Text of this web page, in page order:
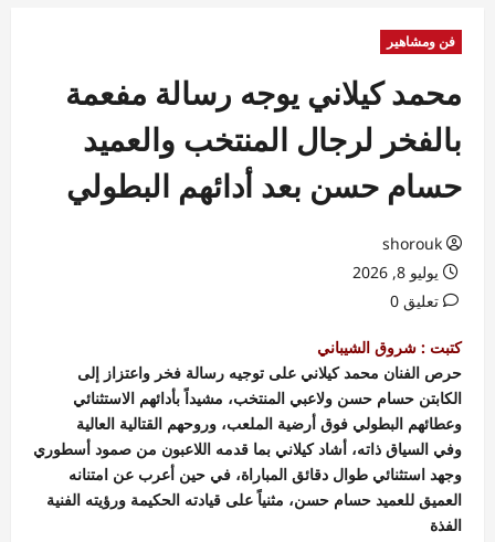
فن ومشاهير
محمد كيلاني يوجه رسالة مفعمة
بالفخر لرجال المنتخب والعميد
حسام حسن بعد أدائهم البطولي
shorouk
يوليو 8, 2026
تعليق 0
كتبت : شروق الشيباني
حرص الفنان محمد كيلاني على توجيه رسالة فخر واعتزاز إلى
الكابتن حسام حسن ولاعبي المنتخب، مشيداً بأدائهم الاستثنائي
وعطائهم البطولي فوق أرضية الملعب، وروحهم القتالية العالية
وفي السياق ذاته، أشاد كيلاني بما قدمه اللاعبون من صمود أسطوري
وجهد استثنائي طوال دقائق المباراة، في حين أعرب عن امتنانه
العميق للعميد حسام حسن، مثنياً على قيادته الحكيمة ورؤيته الفنية
الفذة